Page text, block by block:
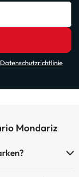
Datenschutzrichtlinie
Mondariz